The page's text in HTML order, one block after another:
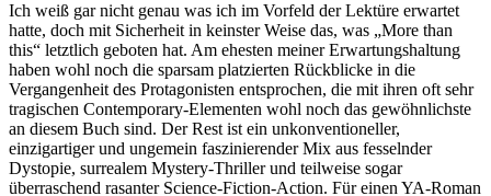
Ich weiß gar nicht genau was ich im Vorfeld der Lektüre erwartet
hatte, doch mit Sicherheit in keinster Weise das, was „More than
this“ letztlich geboten hat. Am ehesten meiner Erwartungshaltung
haben wohl noch die sparsam platzierten Rückblicke in die
Vergangenheit des Protagonisten entsprochen, die mit ihren oft sehr
tragischen Contemporary-Elementen wohl noch das gewöhnlichste
an diesem Buch sind. Der Rest ist ein unkonventioneller,
einzigartiger und ungemein faszinierender Mix aus fesselnder
Dystopie, surrealem Mystery-Thriller und teilweise sogar
überraschend rasanter Science-Fiction-Action. Für einen YA-Roman